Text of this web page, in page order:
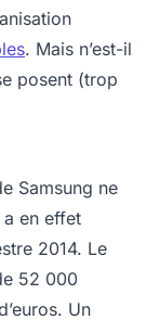
. Mais n’est-il
posent (trop
Samsung ne
en effet
2014. Le
52 000
Un